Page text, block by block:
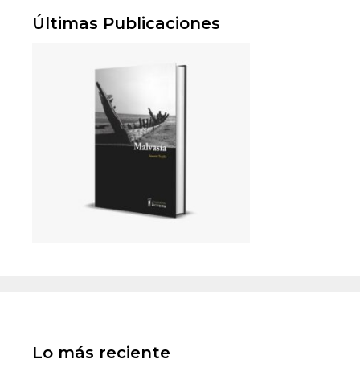
Últimas Publicaciones
Lo más reciente